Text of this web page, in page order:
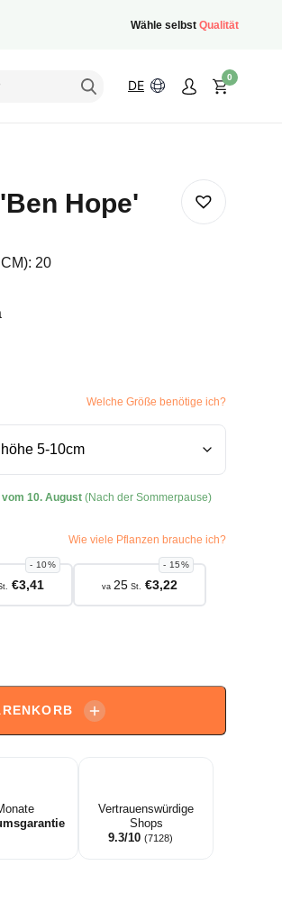
Wähle selbst Qualität
DE
0
Hope'
20
Welche Größe benötige ich?
10. August (Nach der Sommerpause)
Wie viele Pflanzen brauche ich?
€3,41
10%
va 25St. €3,22
15%
Vertrauenswürdige
Shops
9.3/10 (7128)